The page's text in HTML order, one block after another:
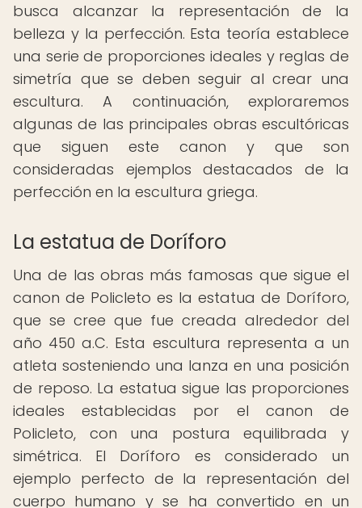
busca alcanzar la representación de la
belleza y la perfección. Esta teoría establece
una serie de proporciones ideales y reglas de
simetría que se deben seguir al crear una
escultura. A continuación, exploraremos
algunas de las principales obras escultóricas
que siguen este canon y que son
consideradas ejemplos destacados de la
perfección en la escultura griega.
La estatua de Doríforo
Una de las obras más famosas que sigue el
canon de Policleto es la estatua de Doríforo,
que se cree que fue creada alrededor del
año 450 a.C. Esta escultura representa a un
atleta sosteniendo una lanza en una posición
de reposo. La estatua sigue las proporciones
ideales establecidas por el canon de
Policleto, con una postura equilibrada y
simétrica. El Doríforo es considerado un
ejemplo perfecto de la representación del
cuerpo humano y se ha convertido en un